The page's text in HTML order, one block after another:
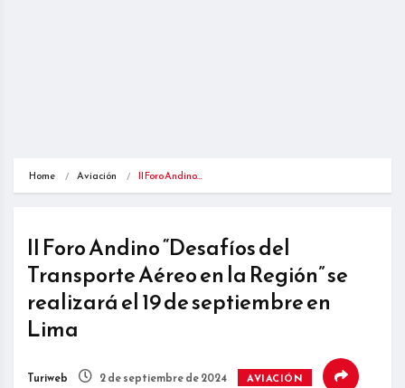
Home Aviación II Foro Andino…
II Foro Andino “Desafíos del
Transporte Aéreo en la Región” se
realizará el 19 de septiembre en
Lima
Turiweb 2 de septiembre de 2024 AVIACIÓN